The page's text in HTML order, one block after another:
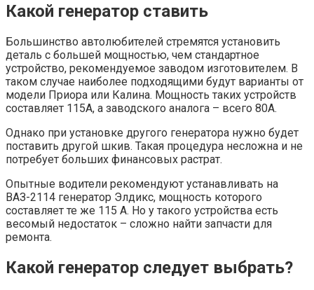
Какой генератор ставить
Большинство автолюбителей стремятся установить
деталь с большей мощностью, чем стандартное
устройство, рекомендуемое заводом изготовителем. В
таком случае наиболее подходящими будут варианты от
модели Приора или Калина. Мощность таких устройств
составляет 115А, а заводского аналога – всего 80А.
Однако при установке другого генератора нужно будет
поставить другой шкив. Такая процедура несложна и не
потребует больших финансовых растрат.
Опытные водители рекомендуют устанавливать на
ВАЗ-2114 генератор Элдикс, мощность которого
составляет те же 115 А. Но у такого устройства есть
весомый недостаток – сложно найти запчасти для
ремонта.
Какой генератор следует выбрать?